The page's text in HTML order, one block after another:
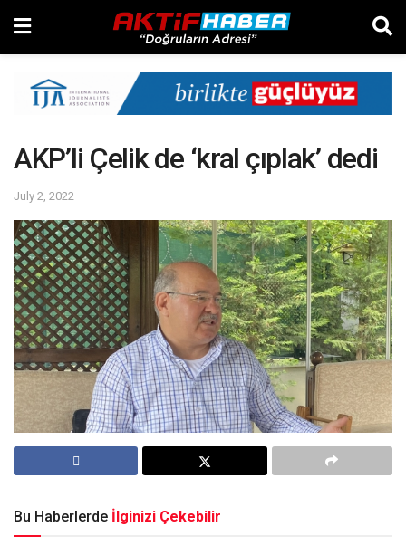
AKP’li Çelik de ‘kral çıplak’ dedi
July 2, 2022
Bu Haberlerde İlginizi Çekebilir